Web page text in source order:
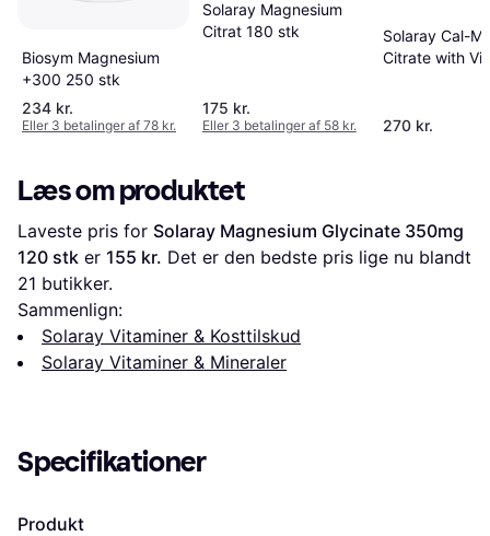
Biosym Magnesium
+300 250 stk
234 kr.
Eller 3 betalinger af 78 kr.
Solaray Magnesium
Citrat 180 stk
175 kr.
Eller 3 betalinger af 58 kr.
Solaray Cal-
Citrate with
270 kr.
Læs om produktet
Laveste pris for Solaray Magnesium Glycinate 350mg
120 stk er 155 kr.
21 butikker.
Sammenlign:
Solaray Vitaminer & Kosttilskud
Solaray Vitaminer & Mineraler
Specifikationer
Produkt